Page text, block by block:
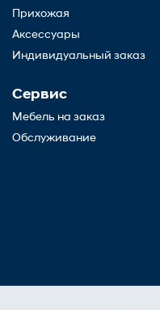
Прихожая
Аксессуары
Индивидуальный заказ
Сервис
Мебель на заказ
Обслуживание